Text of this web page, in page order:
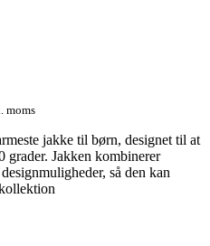
moms
jakke til børn, designet til at
grader. Jakken kombinerer
så den kan